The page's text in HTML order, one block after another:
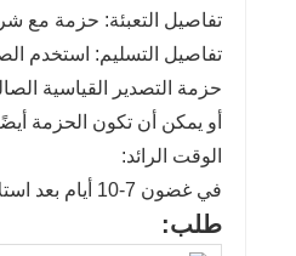
تفاصيل التعبئة: حزمة مع
تفاصيل التسليم: استخدم
حزمة التصدير القياسية
أو يمكن أن تكون الحزمة
الوقت الرائد:
في غضون 7-10 أيام بعد استلام الدفعة المقدمة
طلب: